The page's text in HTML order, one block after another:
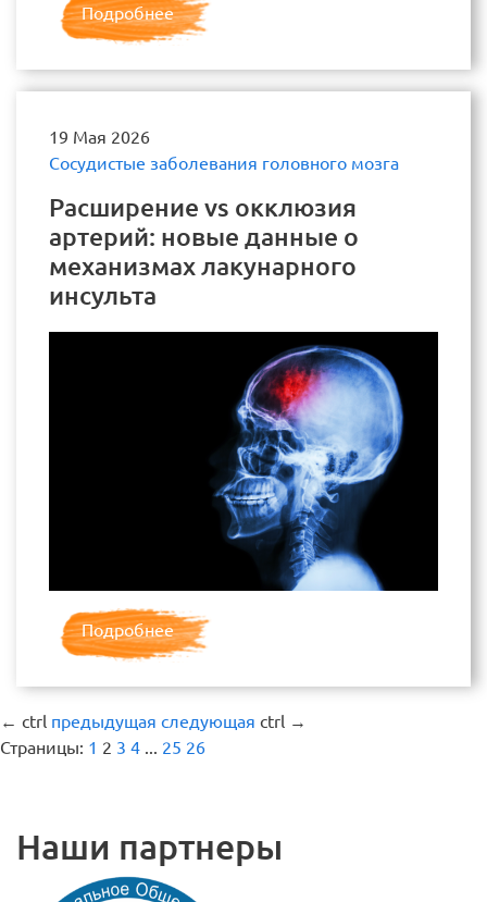
Подробнее
19 Мая 2026
Сосудистые заболевания головного мозга
Расширение vs окклюзия
артерий: новые данные о
механизмах лакунарного
инсульта
Подробнее
← ctrl предыдущая следующая ctrl →
Страницы: 1 2 3 4 ... 25 26
Наши партнеры